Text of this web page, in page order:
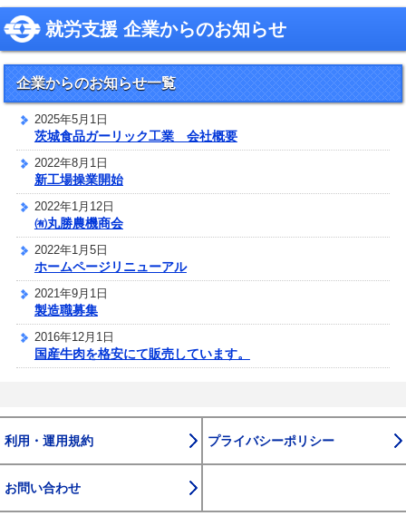
就労支援 企業からのお知らせ
企業からのお知らせ一覧
2025年5月1日
茨城食品ガーリック工業 会社概要
2022年8月1日
新工場操業開始
2022年1月12日
㈲丸勝農機商会
2022年1月5日
ホームページリニューアル
2021年9月1日
製造職募集
2016年12月1日
国産牛肉を格安にて販売しています。
利用・運用規約 プライバシーポリシー
お問い合わせ